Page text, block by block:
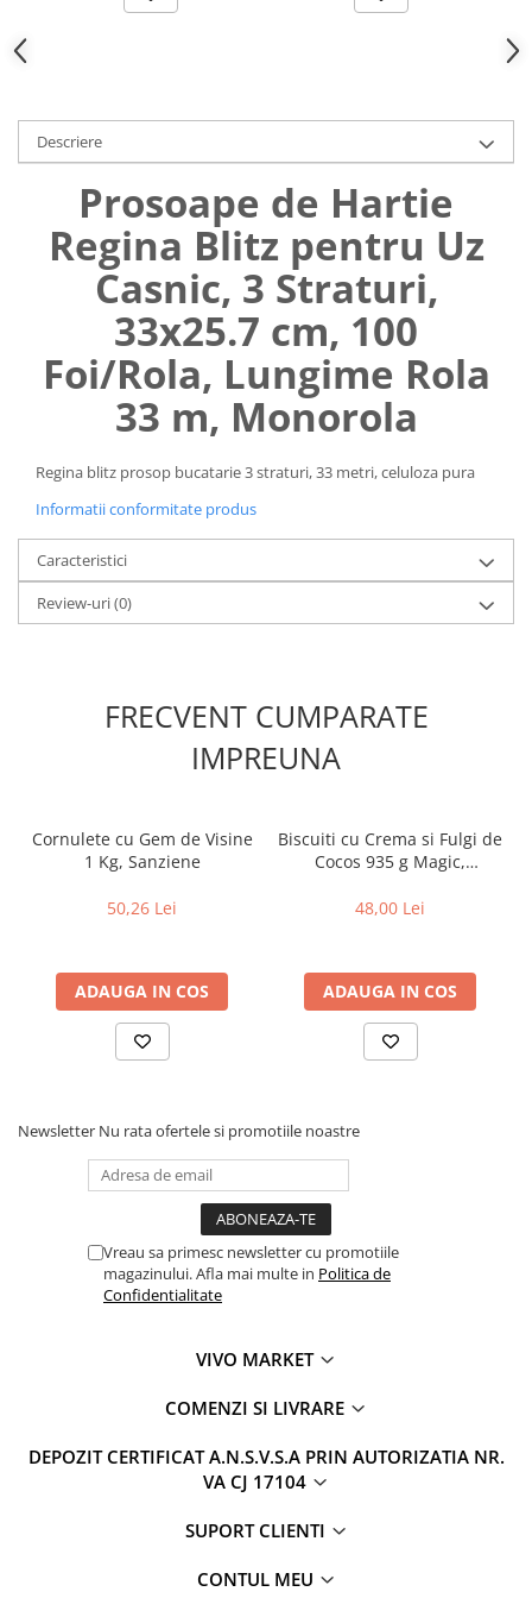
Umerase pentru haine si suporturi
incaltaminte
Cosuri de gunoi
Baterii, acumulatori si
incarcatoare
folosinta
Descriere
Prosoape de Hartie
Regina Blitz pentru Uz
Casnic, 3 Straturi,
33x25.7 cm, 100
Foi/Rola, Lungime Rola
33 m, Monorola
Regina blitz prosop bucatarie 3 straturi, 33 metri, celuloza pura
Informatii conformitate produs
Caracteristici
Review-uri(0)
FRECVENT CUMPARATE
IMPREUNA
Cornulete cu Gem de Visine
1 Kg, Sanziene
50,26 Lei
ADAUGA IN COS
Biscuiti cu Crema si Fulgi de
Cocos 935 g Magic,
48,00 Lei
ADAUGA IN COS
Newsletter Nu rata ofertele si promotiile noastre
Vreau sa primesc newsletter cu promotiile
magazinului. Afla mai multe in Politica de
Confidentialitate
VIVO MARKET
COMENZI SI LIVRARE
DEPOZIT CERTIFICAT A.N.S.V.S.A PRIN AUTORIZATIA NR.
VA CJ 17104
SUPORT CLIENTI
CONTUL MEU